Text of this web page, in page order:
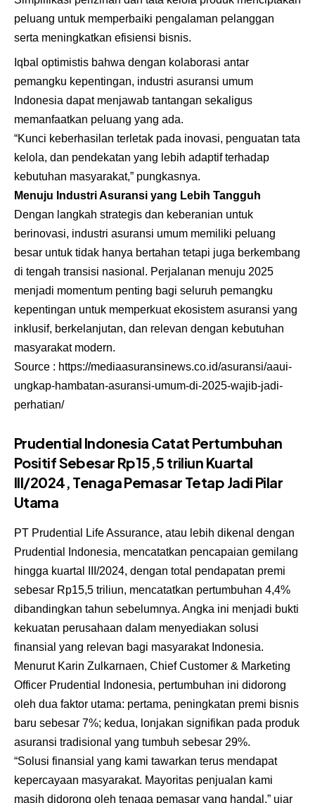
peluang untuk memperbaiki pengalaman pelanggan
serta meningkatkan efisiensi bisnis.
Iqbal optimistis bahwa dengan kolaborasi antar
pemangku kepentingan, industri asuransi umum
Indonesia dapat menjawab tantangan sekaligus
memanfaatkan peluang yang ada.
“Kunci keberhasilan terletak pada inovasi, penguatan tata
kelola, dan pendekatan yang lebih adaptif terhadap
kebutuhan masyarakat,” pungkasnya.
Menuju Industri Asuransi yang Lebih Tangguh
Dengan langkah strategis dan keberanian untuk
berinovasi, industri asuransi umum memiliki peluang
besar untuk tidak hanya bertahan tetapi juga berkembang
di tengah transisi nasional. Perjalanan menuju 2025
menjadi momentum penting bagi seluruh pemangku
kepentingan untuk memperkuat ekosistem asuransi yang
inklusif, berkelanjutan, dan relevan dengan kebutuhan
masyarakat modern.
Source : https://mediaasuransinews.co.id/asuransi/aaui-
ungkap-hambatan-asuransi-umum-di-2025-wajib-jadi-
perhatian/
Prudential Indonesia Catat Pertumbuhan
Positif Sebesar Rp15,5 triliun Kuartal
III/2024, Tenaga Pemasar Tetap Jadi Pilar
Utama
PT Prudential Life Assurance, atau lebih dikenal dengan
Prudential Indonesia, mencatatkan pencapaian gemilang
hingga kuartal III/2024, dengan total pendapatan premi
sebesar Rp15,5 triliun, mencatatkan pertumbuhan 4,4%
dibandingkan tahun sebelumnya. Angka ini menjadi bukti
kekuatan perusahaan dalam menyediakan solusi
finansial yang relevan bagi masyarakat Indonesia.
Menurut Karin Zulkarnaen, Chief Customer & Marketing
Officer Prudential Indonesia, pertumbuhan ini didorong
oleh dua faktor utama: pertama, peningkatan premi bisnis
baru sebesar 7%; kedua, lonjakan signifikan pada produk
asuransi tradisional yang tumbuh sebesar 29%.
“Solusi finansial yang kami tawarkan terus mendapat
kepercayaan masyarakat. Mayoritas penjualan kami
masih didorong oleh tenaga pemasar yang handal,” ujar